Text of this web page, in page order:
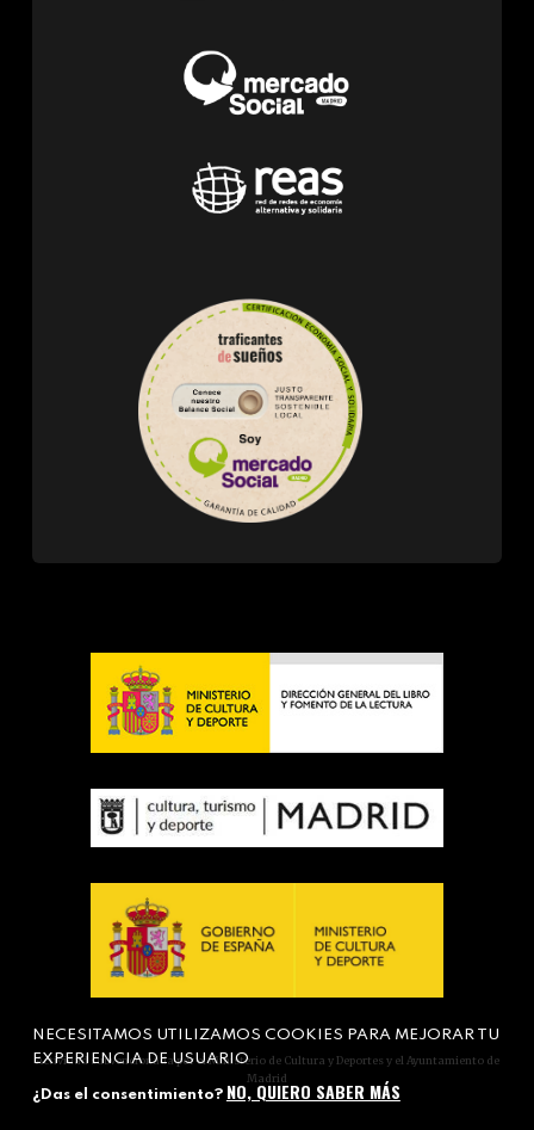
Actividad subvencionada por el Ministerio de Cultura y Deportes y el Ayuntamiento de
Madrid
NECESITAMOS UTILIZAMOS COOKIES PARA MEJORAR TU
EXPERIENCIA DE USUARIO
¿Das el consentimiento? NO, QUIERO SABER MÁS